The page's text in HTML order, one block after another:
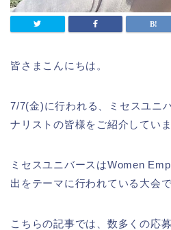
皆さまこんにちは。
7/7(金)に行われる、ミセスユニ
ナリストの皆様をご紹介していま
ミセスユニバースはWomen
出をテーマに行われている大会
こちらの記事では、数多くの応